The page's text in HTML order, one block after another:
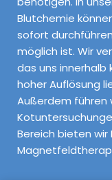
Blutchemie
sofort
möglich ist. Wir
das uns innerhalb
hoher Auflösung
Außerdem führen
Bereich bieten wir